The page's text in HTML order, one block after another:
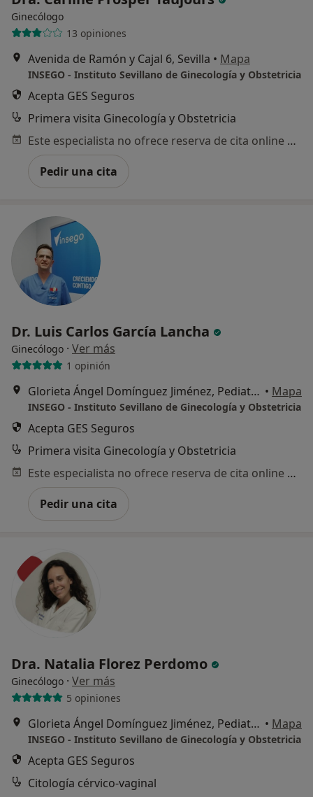
Ginecólogo
13 opiniones
Avenida de Ramón y Cajal 6, Sevilla • Mapa
INSEGO - Instituto Sevillano de Ginecología y Obstetricia
Acepta GES Seguros
Primera visita Ginecología y Obstetricia
Este especialista no ofrece reserva de cita online en esta dirección.
Pedir una cita
Dr. Luis Carlos García Lancha
Ginecólogo · Ver más
1 opinión
Glorieta Ángel Domínguez Jiménez, Pediatra, 2 – Castilleja de la Cuesta, Castilleja de la Cuesta • Mapa
INSEGO - Instituto Sevillano de Ginecología y Obstetricia
Acepta GES Seguros
Primera visita Ginecología y Obstetricia
Este especialista no ofrece reserva de cita online en esta dirección.
Pedir una cita
Dra. Natalia Florez Perdomo
Ginecólogo · Ver más
5 opiniones
Glorieta Ángel Domínguez Jiménez, Pediatra, 2 – Castilleja de la Cuesta, Castilleja de la Cuesta • Mapa
INSEGO - Instituto Sevillano de Ginecología y Obstetricia
Acepta GES Seguros
Citología cérvico-vaginal